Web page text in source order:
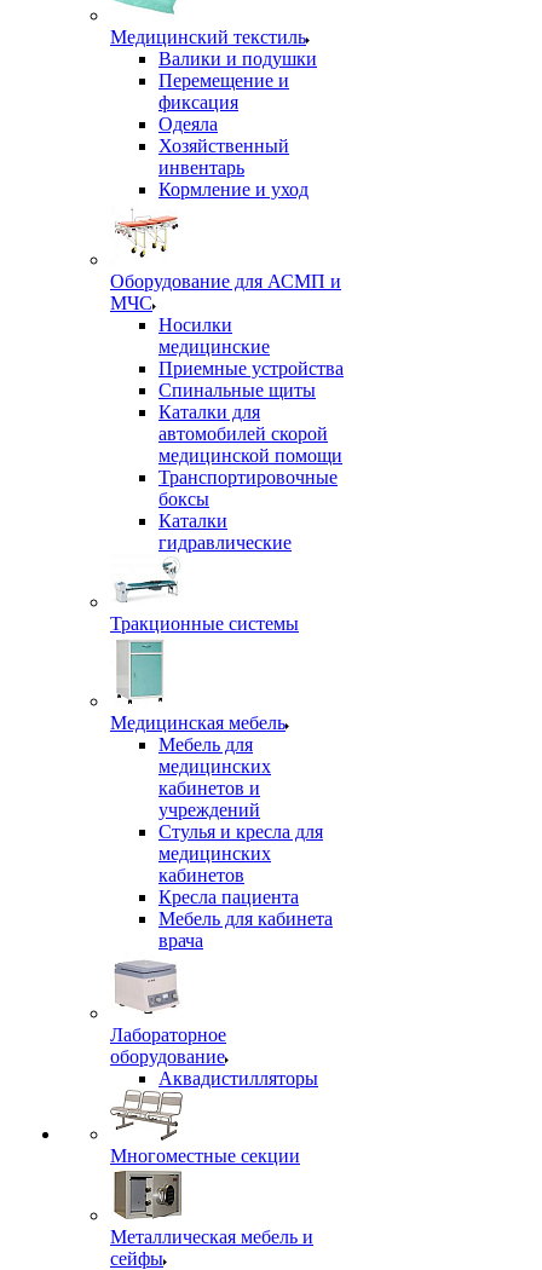
Медицинский текстиль
Валики и подушки
Перемещение и
фиксация
Одеяла
Хозяйственный
инвентарь
Кормление и уход
Оборудование для АСМП и
МЧС
Носилки
медицинские
Приемные устройства
Спинальные щиты
Каталки для
автомобилей скорой
медицинской помощи
Транспортировочные
боксы
Каталки
гидравлические
Тракционные системы
Медицинская мебель
Мебель для
медицинских
кабинетов и
учреждений
Стулья и кресла для
медицинских
кабинетов
Кресла пациента
Мебель для кабинета
врача
Лабораторное
оборудование
Аквадистилляторы
Многоместные секции
Металлическая мебель и
сейфы